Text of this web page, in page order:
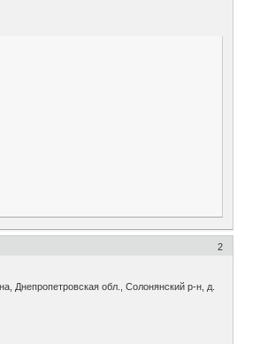
2
Днепропетровская обл., Солонянский р-н, д.